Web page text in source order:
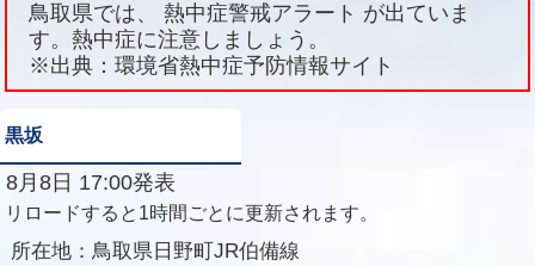
鳥取県では、 熱中症警戒アラート が出ていま
す。熱中症に注意しましょう。
※出典：環境省熱中症予防情報サイト
黒坂
8月8日 17:00発表
リロードすると1時間ごとに更新されます。
所在地： 鳥取県日野町JR伯備線